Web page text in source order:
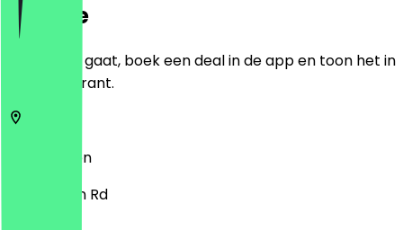
Locatie
Voordat je gaat, boek een deal in de app en toon het in
het restaurant.
Londen
633 Roman Rd